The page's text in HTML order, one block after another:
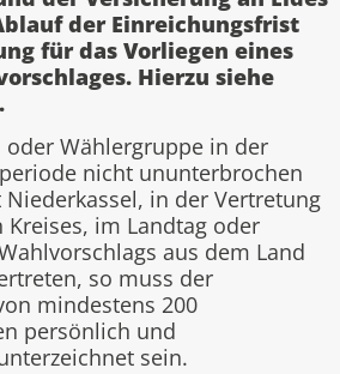
der Einreichungsfrist
für das Vorliegen eines
Hierzu siehe
oder Wählergruppe in der
nicht ununterbrochen
Niederkassel, in der Vertretung
Kreises, im Landtag oder
aus dem Land
so muss der
mindestens 200
persönlich und
sein.